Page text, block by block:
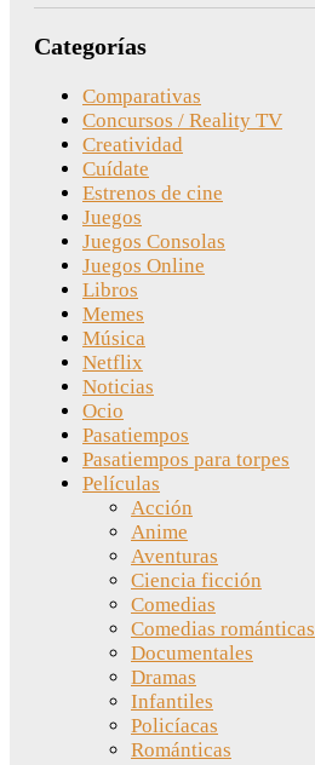
Categorías
Comparativas
Concursos / Reality TV
Creatividad
Cuídate
Estrenos de cine
Juegos
Juegos Consolas
Juegos Online
Libros
Memes
Música
Netflix
Noticias
Ocio
Pasatiempos
Pasatiempos para torpes
Películas
Acción
Anime
Aventuras
Ciencia ficción
Comedias
Comedias románticas
Documentales
Dramas
Infantiles
Policíacas
Románticas